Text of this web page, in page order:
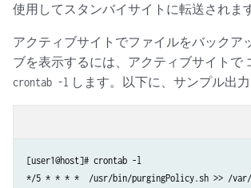
使用してスタンバイサイトに転送されま
アクティブサイトでファイルをバックア
ブを表示するには、アクティブサイトで
crontab -l します。以下に、サンプル出力
[user1@host]# crontab -l
*/5 * * * *  /usr/bin/purgingPolicy.sh >> /var/